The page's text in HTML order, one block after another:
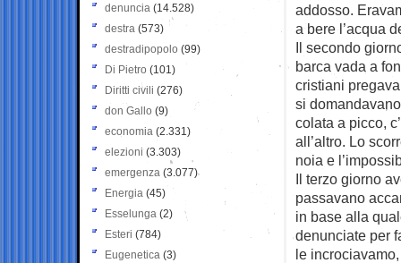
addosso.
a bere l’acqua
Il secondo
barca vada a
cristiani
si
colata a picco,
all’altro. Lo
noia e
Il terzo giorno
passavano
in base alla
denunciate per
le
denuncia (14.528)
destra (573)
destradipopolo (99)
Di Pietro (101)
Diritti civili (276)
don Gallo (9)
economia (2.331)
elezioni (3.303)
emergenza (3.077)
Energia (45)
Esselunga (2)
Esteri (784)
Eugenetica (3)